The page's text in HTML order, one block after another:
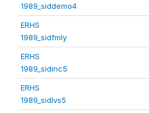
1989_siddemo4
ERHS
1989_sidfmly
ERHS
1989_sidinc5
ERHS
1989_sidlvs5